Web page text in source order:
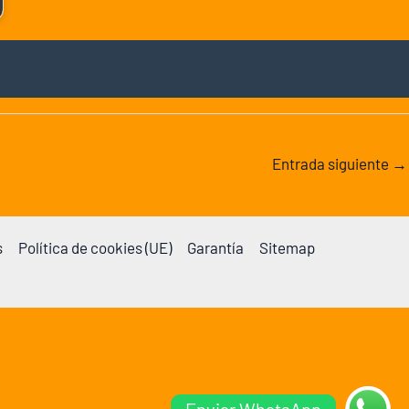
Entrada siguiente →
Política de cookies (UE) Garantía Sitemap